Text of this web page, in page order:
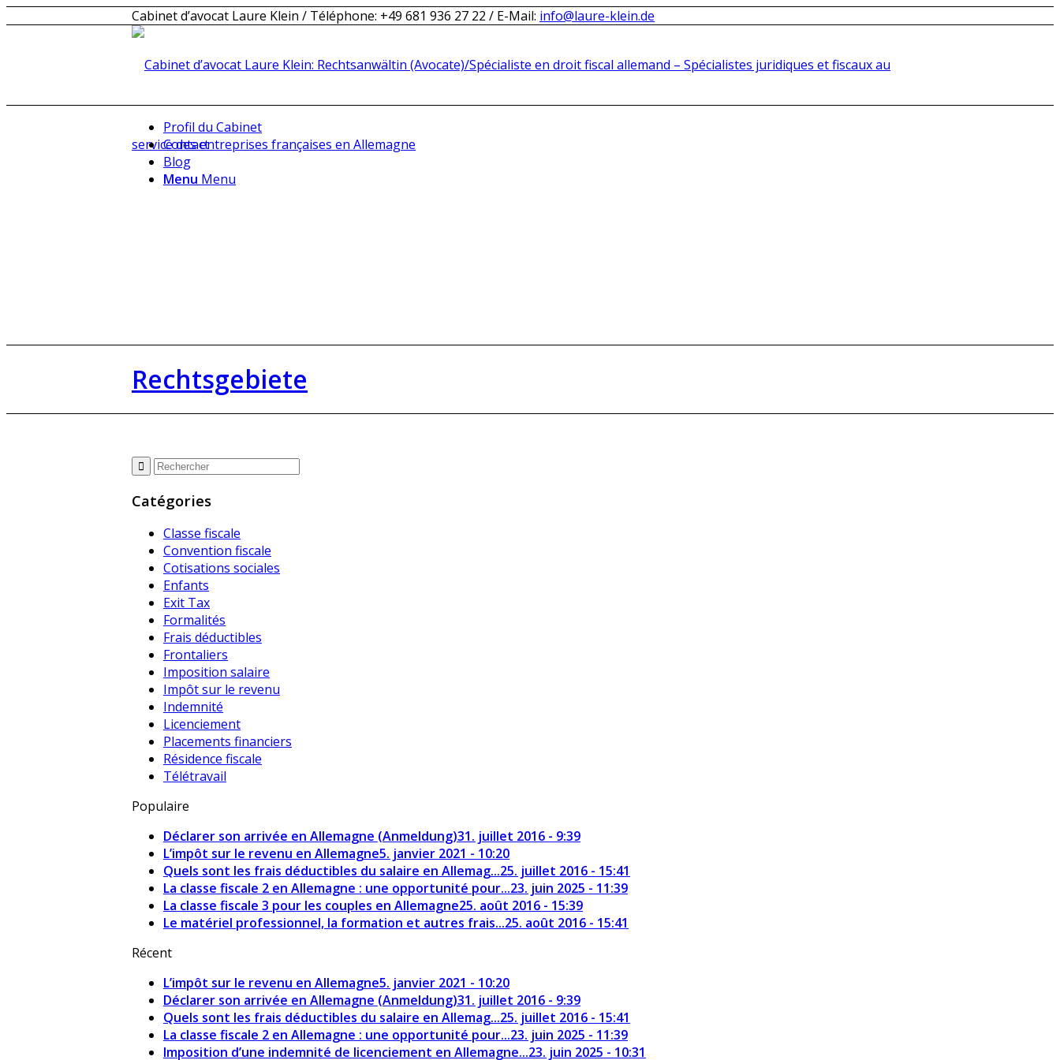
Cabinet d’avocat Laure Klein / Téléphone: +49 681 936 27 22 / E-Mail: info@laure-klein.de
Profil du Cabinet
Contact
Blog
Menu Menu
Rechtsgebiete
Catégories
Classe fiscale
Convention fiscale
Cotisations sociales
Enfants
Exit Tax
Formalités
Frais déductibles
Frontaliers
Imposition salaire
Impôt sur le revenu
Indemnité
Licenciement
Placements financiers
Résidence fiscale
Télétravail
Populaire
Déclarer son arrivée en Allemagne (Anmeldung)31. juillet 2016 - 9:39
L’impôt sur le revenu en Allemagne5. janvier 2021 - 10:20
Quels sont les frais déductibles du salaire en Allemag...25. juillet 2016 - 15:41
La classe fiscale 2 en Allemagne : une opportunité pour...23. juin 2025 - 11:39
La classe fiscale 3 pour les couples en Allemagne25. août 2016 - 15:39
Le matériel professionnel, la formation et autres frais...25. août 2016 - 15:41
Récent
L’impôt sur le revenu en Allemagne5. janvier 2021 - 10:20
Déclarer son arrivée en Allemagne (Anmeldung)31. juillet 2016 - 9:39
Quels sont les frais déductibles du salaire en Allemag...25. juillet 2016 - 15:41
La classe fiscale 2 en Allemagne : une opportunité pour...23. juin 2025 - 11:39
Imposition d’une indemnité de licenciement en Allemagne...23. juin 2025 - 10:31